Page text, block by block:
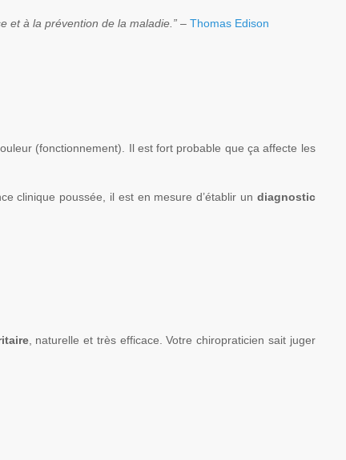
et à la prévention de la maladie.” – Thomas Edison
(fonctionnement). Il est fort probable que ça affecte les
clinique poussée, il est en mesure d’établir un diagnostic
, naturelle et très efficace. Votre chiropraticien sait juger